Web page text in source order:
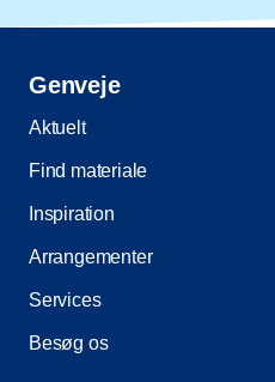
Genveje
Aktuelt
Find materiale
Inspiration
Arrangementer
Services
Besøg os